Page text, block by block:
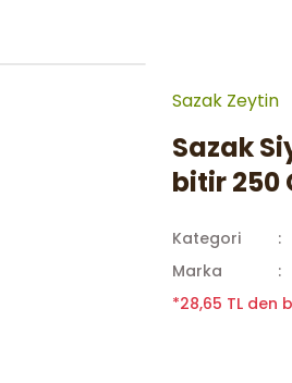
Sazak Zeytin
Sazak
bitir 250
Kategori
Marka
*28,65 TL den